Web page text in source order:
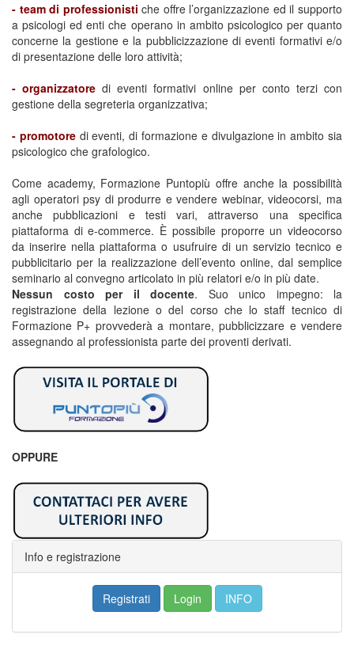
- team di professionistiche offre l’organizzazione ed il supporto
a psicologi ed enti che operano in ambito psicologico per quanto
concerne la gestione e la pubblicizzazione di eventi formativi e/o
di presentazione delle loro attività;
- organizzatore di eventi formativi online per conto terzi con
gestione della segreteria organizzativa;
- promotore di eventi, di formazione e divulgazione in ambito sia
psicologico che grafologico.
Come academy, Formazione Puntopiù offre anche la possibilità
agli operatori psy di produrre e vendere webinar, videocorsi, ma
anche pubblicazioni e testi vari, attraverso una specifica
piattaforma di e-commerce. È possibile proporre un videocorso
da inserire nella piattaforma o usufruire di un servizio tecnico e
pubblicitario per la realizzazione dell’evento online, dal semplice
seminario al convegno articolato in più relatori e/o in più date.
Nessun costo per il docente. Suo unico impegno: la
registrazione della lezione o del corso che lo staff tecnico di
Formazione P+ provvederà a montare, pubblicizzare e vendere
assegnando al professionista parte dei proventi derivati.
OPPURE
Info e registrazione
Registrati Login INFO